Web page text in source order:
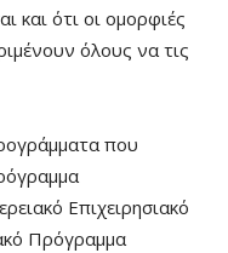
και ότι οι ομορφιές
όλους να τις
που
Επιχειρησιακό
Πρόγραμμα